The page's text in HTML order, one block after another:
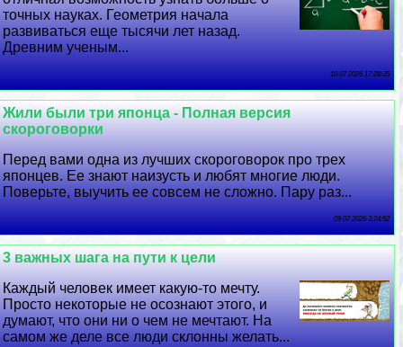
точных науках. Геометрия начала
развиваться еще тысячи лет назад.
Древним ученым...
10 07 2026 17:28:35
Жили были три японца - Полная версия
скороговорки
Перед вами одна из лучших скороговорок про трех
японцев. Ее знают наизусть и любят многие люди.
Поверьте, выучить ее совсем не сложно. Пару раз...
09 07 2026 3:24:52
3 важных шага на пути к цели
Каждый человек имеет какую-то мечту.
Просто некоторые не осознают этого, и
думают, что они ни о чем не мечтают. На
самом же деле все люди склонны желать...